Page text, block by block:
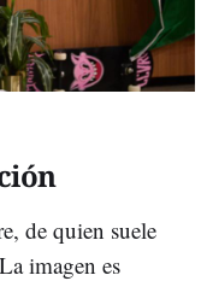
de quien suele
imagen es